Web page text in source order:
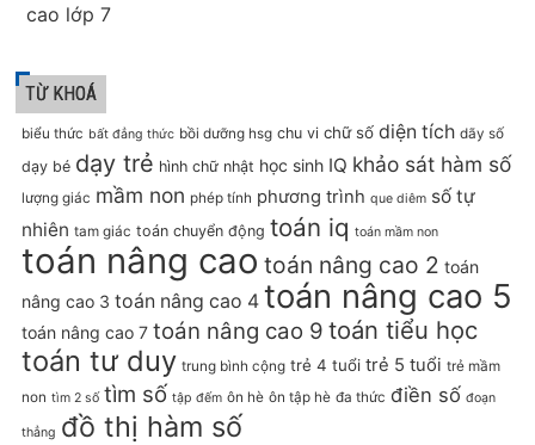
cao lớp 7
TỪ KHOÁ
biểu thức bất đẳng thức bồi dưỡng hsg chu vi chữ số diện tích dãy số
dạy bé dạy trẻ hình chữ nhật học sinh IQ khảo sát hàm số
lượng giác mầm non phép tính phương trình que diêm số tự
nhiên tam giác toán chuyển động toán iq toán mầm non
toán nâng cao toán nâng cao 2 toán
nâng cao 3 toán nâng cao 4 toán nâng cao 5
toán nâng cao 7 toán nâng cao 9 toán tiểu học
toán tư duy trung bình cộng trẻ 4 tuổi trẻ 5 tuổi trẻ mầm
non tìm 2 số tìm số tập đếm ôn hè ôn tập hè đa thức điền số đoạn
thẳng đồ thị hàm số